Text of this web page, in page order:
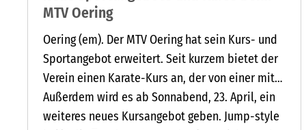
MTV Oering
Oering (em). Der MTV Oering hat sein Kurs- und
Sportangebot erweitert. Seit kurzem bietet der
Verein einen Karate-Kurs an, der von einer mit
dem ersten Meistergrad (1. Dan)
ausgezeichneten Trainerin geleitet wird. Der MTV
Außerdem wird es ab Sonnabend, 23. April, ein
weiteres neues Kursangebot geben. Jump-style
SIND WIEDER DA